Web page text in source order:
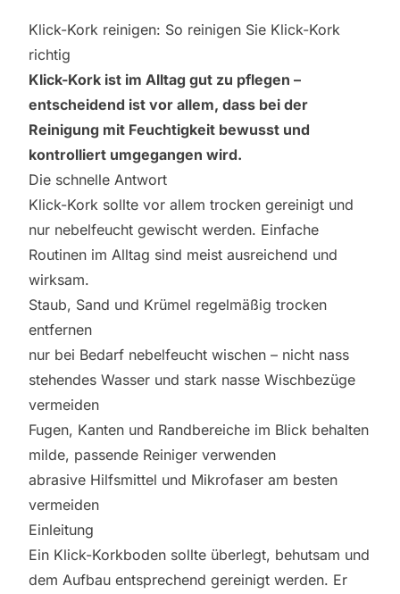
Klick-Kork reinigen: So reinigen Sie Klick-Kork
richtig
Klick-Kork ist im Alltag gut zu pflegen –
entscheidend ist vor allem, dass bei der
Reinigung mit Feuchtigkeit bewusst und
kontrolliert umgegangen wird.
Die schnelle Antwort
Klick-Kork sollte vor allem trocken gereinigt und
nur nebelfeucht gewischt werden. Einfache
Routinen im Alltag sind meist ausreichend und
wirksam.
Staub, Sand und Krümel regelmäßig trocken
entfernen
nur bei Bedarf nebelfeucht wischen – nicht nass
stehendes Wasser und stark nasse Wischbezüge
vermeiden
Fugen, Kanten und Randbereiche im Blick behalten
milde, passende Reiniger verwenden
abrasive Hilfsmittel und Mikrofaser am besten
vermeiden
Einleitung
Ein Klick-Korkboden sollte überlegt, behutsam und
dem Aufbau entsprechend gereinigt werden. Er